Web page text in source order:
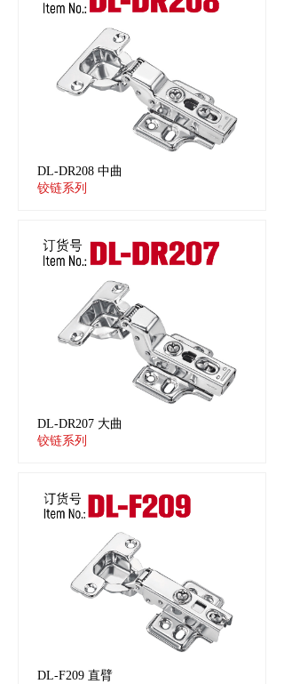
DL-DR208 中曲
铰链系列
DL-DR207 大曲
铰链系列
DL-F209 直臂